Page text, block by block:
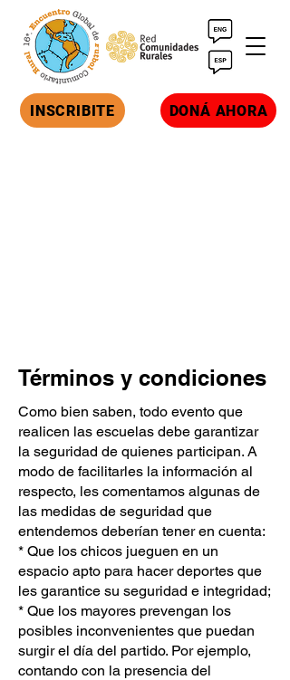
DONÁ AHORA
INSCRIBITE
Términos y condiciones
Como bien saben, todo evento que
realicen las escuelas debe garantizar
la seguridad de quienes participan. A
modo de facilitarles la información al
respecto, les comentamos algunas de
las medidas de seguridad que
entendemos deberían tener en cuenta:
* Que los chicos jueguen en un
espacio apto para hacer deportes que
les garantice su seguridad e integridad;
* Que los mayores prevengan los
posibles inconvenientes que puedan
surgir el día del partido. Por ejemplo,
contando con la presencia del